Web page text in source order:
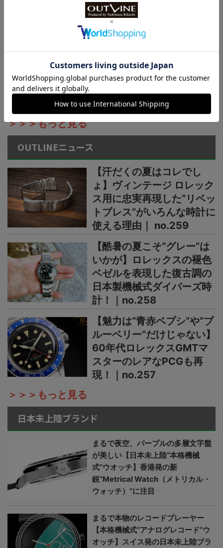
チ】小物を収納できる新構
造リバーシブルベルト採用
カシオ“G-SHOCK”新作2種
【薄型・軽量な“メタルベゼ
ル×カーボン”仕様】“G-
ンベルト仕様の新機軸
＞＞＞もっと見る
OUTLINEニュース
【汗だくの夏はコレでし
ょ】ヴィンテージ ロレック
ス用に忠実再現した“リベッ
トブレス”がいろんな時計に
使える理由｜ no.259
【酷暑の夏こそ“グレー”は
いかが】ロレックスの褪色
ベゼルを表現した復古調の
日本製機械式ダイバーズ時
計！｜no.258
【魅力は“青赤ペプシ”や“ブ
ルーベリー”だけじゃない】
60年代ロレックスGMTマ
スターのレアなPCGも再
現！｜no.257
＞＞＞もっと見る
日本未上陸ブランド
まるで夜空、パープルの多層文字盤
が美しい【日本未上陸“本格機械
式”ウオッチ】香港発の新
鋭“Metrical Watch（メトリカル・
ウォッチ）”に注目
まるで本物のレコードプレーヤー
【本格機械式“アナログレコード”ウ
オッチ】スイス発の日本未上陸ブラ